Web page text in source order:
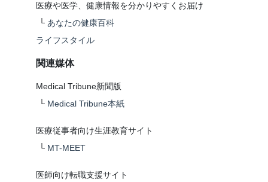
医療や医学、健康情報を分かりやすくお届け
└ あなたの健康百科
ライフスタイル
関連媒体
Medical Tribune新聞版
└ Medical Tribune本紙
医療従事者向け生涯教育サイト
└ MT-MEET
医師向け転職支援サイト